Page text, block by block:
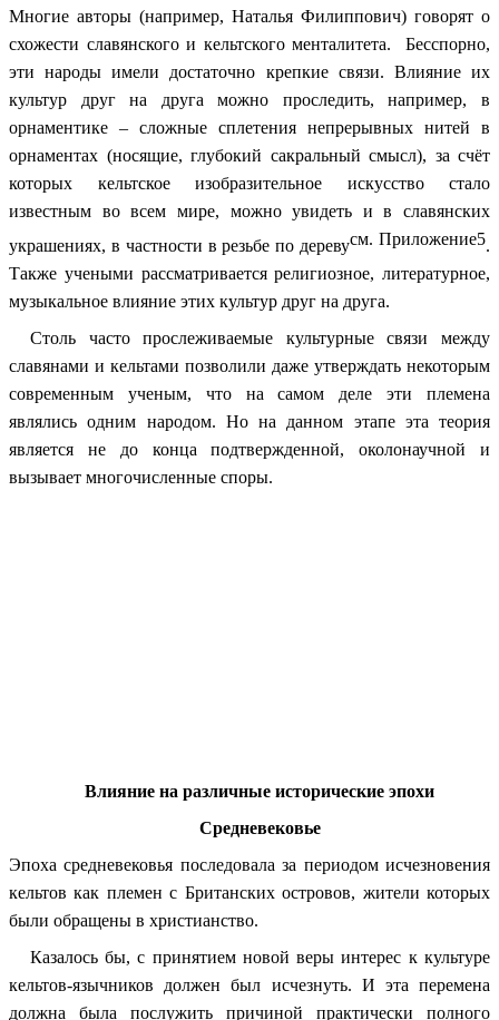
Многие авторы (например, Наталья Филиппович) говорят о
схожести славянского и кельтского менталитета. Бесспорно,
эти народы имели достаточно крепкие связи. Влияние их
культур друг на друга можно проследить, например, в
орнаментике – сложные сплетения непрерывных нитей в
орнаментах (носящие, глубокий сакральный смысл), за счёт
которых кельтское изобразительное искусство стало
известным во всем мире, можно увидеть и в славянских
украшениях, в частности в резьбе по деревусм. Приложение5.
Также учеными рассматривается религиозное, литературное,
музыкальное влияние этих культур друг на друга.
Столь часто прослеживаемые культурные связи между
славянами и кельтами позволили даже утверждать некоторым
современным ученым, что на самом деле эти племена
являлись одним народом. Но на данном этапе эта теория
является не до конца подтвержденной, околонаучной и
вызывает многочисленные споры.
Влияние на различные исторические эпохи
Средневековье
Эпоха средневековья последовала за периодом исчезновения
кельтов как племен с Британских островов, жители которых
были обращены в христианство.
Казалось бы, с принятием новой веры интерес к культуре
кельтов-язычников должен был исчезнуть. И эта перемена
должна была послужить причиной практически полного